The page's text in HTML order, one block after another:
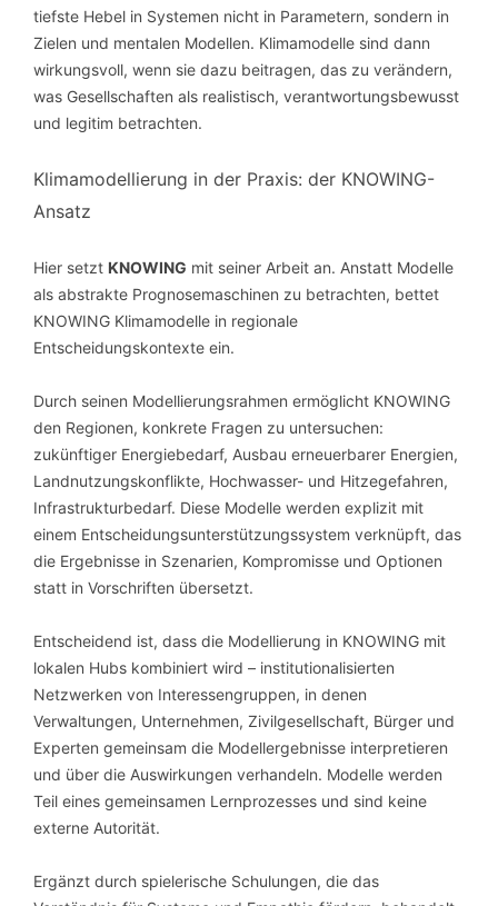
tiefste Hebel in Systemen nicht in Parametern, sondern in
Zielen und mentalen Modellen. Klimamodelle sind dann
wirkungsvoll, wenn sie dazu beitragen, das zu verändern,
was Gesellschaften als realistisch, verantwortungsbewusst
und legitim betrachten.
Klimamodellierung in der Praxis: der KNOWING-
Ansatz
Hier setzt KNOWING mit seiner Arbeit an. Anstatt Modelle
als abstrakte Prognosemaschinen zu betrachten, bettet
KNOWING Klimamodelle in regionale
Entscheidungskontexte ein.
Durch seinen Modellierungsrahmen ermöglicht KNOWING
den Regionen, konkrete Fragen zu untersuchen:
zukünftiger Energiebedarf, Ausbau erneuerbarer Energien,
Landnutzungskonflikte, Hochwasser- und Hitzegefahren,
Infrastrukturbedarf. Diese Modelle werden explizit mit
einem Entscheidungsunterstützungssystem verknüpft, das
die Ergebnisse in Szenarien, Kompromisse und Optionen
statt in Vorschriften übersetzt.
Entscheidend ist, dass die Modellierung in KNOWING mit
lokalen Hubs kombiniert wird – institutionalisierten
Netzwerken von Interessengruppen, in denen
Verwaltungen, Unternehmen, Zivilgesellschaft, Bürger und
Experten gemeinsam die Modellergebnisse interpretieren
und über die Auswirkungen verhandeln. Modelle werden
Teil eines gemeinsamen Lernprozesses und sind keine
externe Autorität.
Ergänzt durch spielerische Schulungen, die das